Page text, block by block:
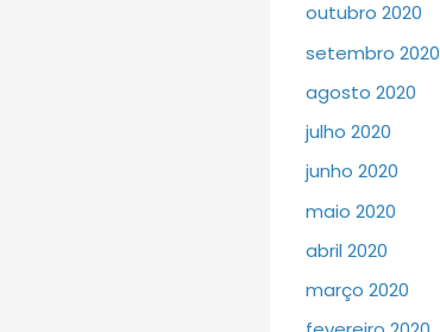
outubro 2020
setembro 2020
agosto 2020
julho 2020
junho 2020
maio 2020
abril 2020
março 2020